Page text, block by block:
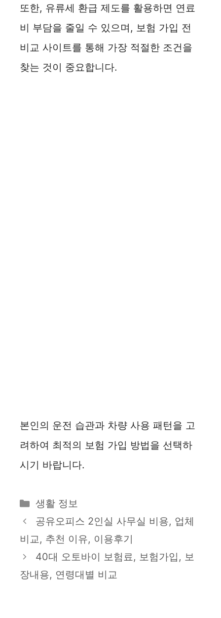
또한, 유류세 환급 제도를 활용하면 연료
비 부담을 줄일 수 있으며, 보험 가입 전
비교 사이트를 통해 가장 적절한 조건을
찾는 것이 중요합니다.
본인의 운전 습관과 차량 사용 패턴을 고
려하여 최적의 보험 가입 방법을 선택하
시기 바랍니다.
카
테
리
생활 정보
공유오피스 2인실 사무실 비용, 업체
비교, 추천 이유, 이용후기
40대 오토바이 보험료, 보험가입, 보
장내용, 연령대별 비교